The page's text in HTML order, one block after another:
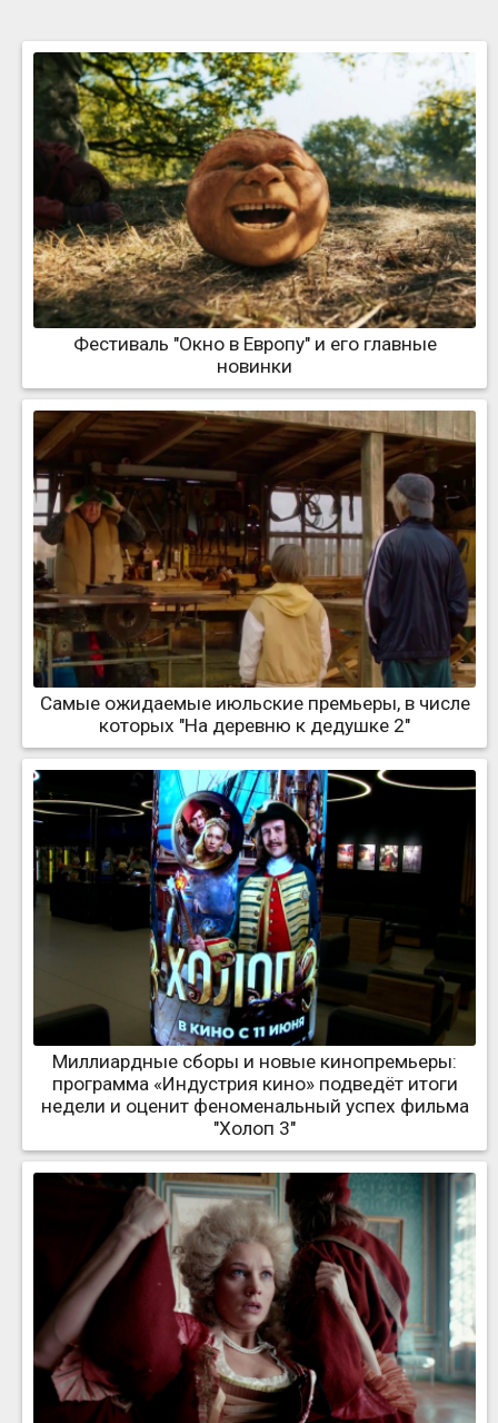
Фестиваль "Окно в Европу" и его главные
новинки
Самые ожидаемые июльские премьеры, в числе
которых "На деревню к дедушке 2"
Миллиардные сборы и новые кинопремьеры:
программа «Индустрия кино» подведёт итоги
недели и оценит феноменальный успех фильма
"Холоп 3"